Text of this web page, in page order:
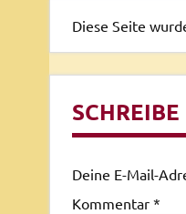
Diese Seite
Deine E-Mail-
Kommentar *